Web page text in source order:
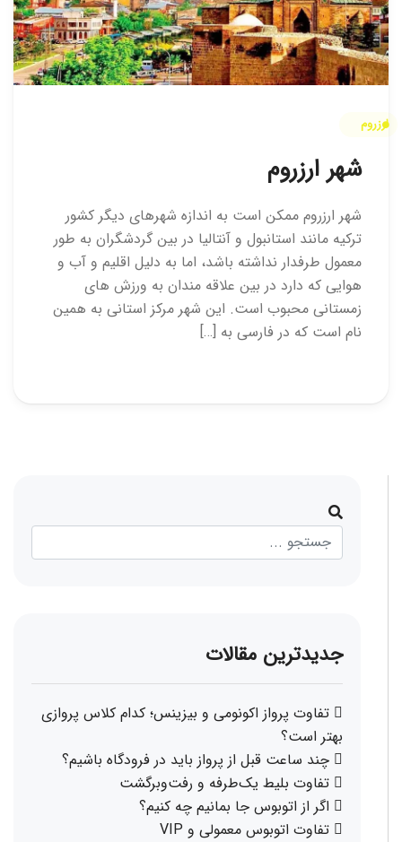
ارزروم
شهر ارزروم
شهر ارزروم ممکن است به اندازه شهرهای دیگر کشور
ترکیه مانند استانبول و آنتالیا در بین گردشگران به طور
معمول طرفدار نداشته باشد، اما به دلیل اقلیم و آب و
هوایی که دارد در بین علاقه مندان به ورزش های
زمستانی محبوب است. این شهر مرکز استانی به همین
نام است که در فارسی به […]
جدیدترین مقالات
تفاوت پرواز اکونومی و بیزینس؛ کدام کلاس پروازی
بهتر است؟
چند ساعت قبل از پرواز باید در فرودگاه باشیم؟
تفاوت بلیط یک‌طرفه و رفت‌وبرگشت
اگر از اتوبوس جا بمانیم چه کنیم؟
تفاوت اتوبوس معمولی و VIP